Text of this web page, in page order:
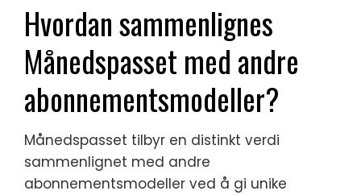
Hvordan sammenlignes
Månedspasset med andre
abonnementsmodeller?
Månedspasset tilbyr en distinkt verdi
sammenlignet med andre
abonnementsmodeller ved å gi unike